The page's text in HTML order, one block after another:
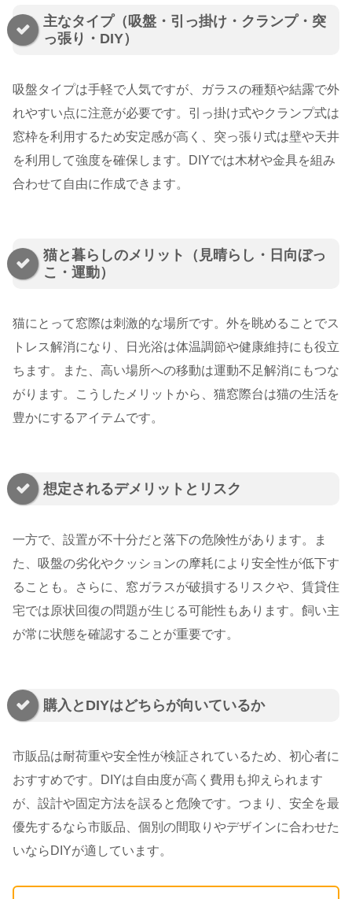
主なタイプ（吸盤・引っ掛け・クランプ・突
っ張り・DIY）
吸盤タイプは手軽で人気ですが、ガラスの種類や結露で外
れやすい点に注意が必要です。引っ掛け式やクランプ式は
窓枠を利用するため安定感が高く、突っ張り式は壁や天井
を利用して強度を確保します。DIYでは木材や金具を組み
合わせて自由に作成できます。
猫と暮らしのメリット（見晴らし・日向ぼっ
こ・運動）
猫にとって窓際は刺激的な場所です。外を眺めることでス
トレス解消になり、日光浴は体温調節や健康維持にも役立
ちます。また、高い場所への移動は運動不足解消にもつな
がります。こうしたメリットから、猫窓際台は猫の生活を
豊かにするアイテムです。
想定されるデメリットとリスク
一方で、設置が不十分だと落下の危険性があります。ま
た、吸盤の劣化やクッションの摩耗により安全性が低下す
ることも。さらに、窓ガラスが破損するリスクや、賃貸住
宅では原状回復の問題が生じる可能性もあります。飼い主
が常に状態を確認することが重要です。
購入とDIYはどちらが向いているか
市販品は耐荷重や安全性が検証されているため、初心者に
おすすめです。DIYは自由度が高く費用も抑えられます
が、設計や固定方法を誤ると危険です。つまり、安全を最
優先するなら市販品、個別の間取りやデザインに合わせた
いならDIYが適しています。